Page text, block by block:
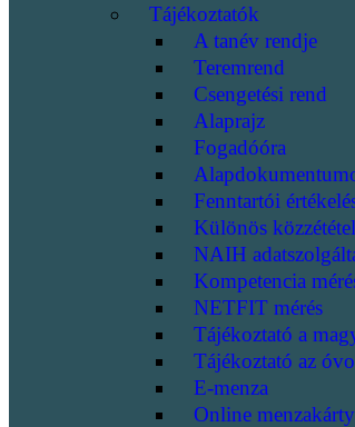
Tájékoztatók
A tanév rendje
Teremrend
Csengetési rend
Alaprajz
Fogadóóra
Fenntartói
Különös
NAIH
Kompetencia
NETFIT mérés
Tájékoztató a
Tájékoztató az
E-menza
Online